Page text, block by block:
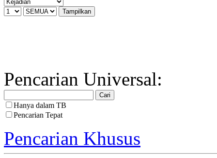
Pencarian Universal:
Hanya dalam TB
Pencarian Tepat
Pencarian Khusus